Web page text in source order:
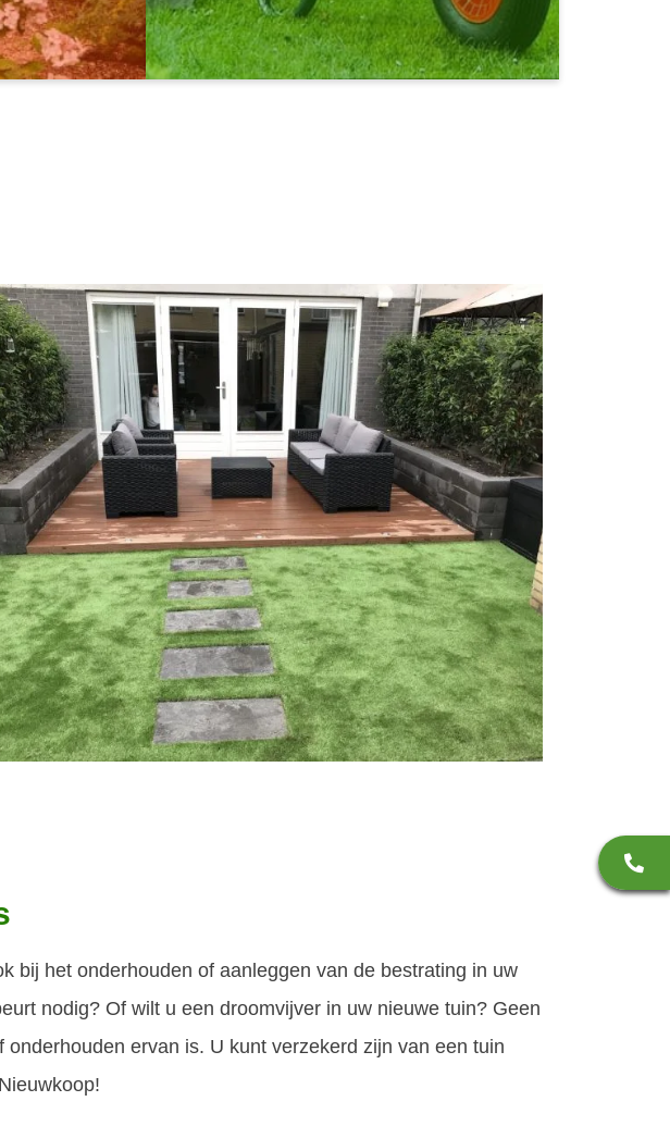
bij het onderhouden of aanleggen van de bestrating in uw
nodig? Of wilt u een droomvijver in uw nieuwe tuin? Geen
ervan is. U kunt verzekerd zijn van een tuin